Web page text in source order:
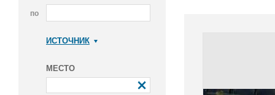
по
ИСТОЧНИК
МЕСТО